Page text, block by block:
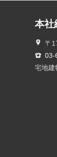
本社
〒
03-
宅地